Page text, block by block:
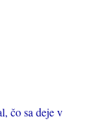
čo sa deje v